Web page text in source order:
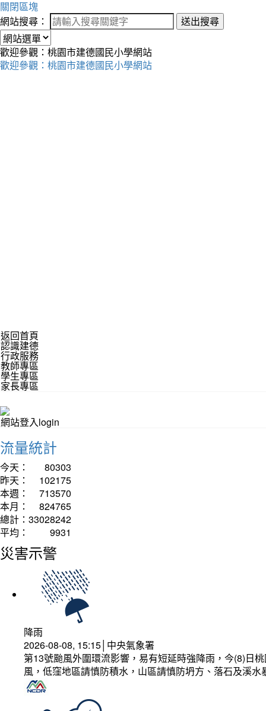
關閉區塊
網站搜尋：
送出搜尋
歡迎參觀：桃園市建德國民小學網站
歡迎參觀：桃園市建德國民小學網站
返回首頁
認識建德
行政服務
教師專區
學生專區
家長專區
網站登入login
流量統計
今天：
80303
昨天：
102175
本週：
713570
本月：
824765
總計： 33028242
平均：
9931
災害示警
降雨
2026-08-08, 15:15│中央氣象署
第13號颱風外圍環流影響，易有短延時強降雨，今(8)日
風，低窪地區請慎防積水，山區請慎防坍方、落石及溪